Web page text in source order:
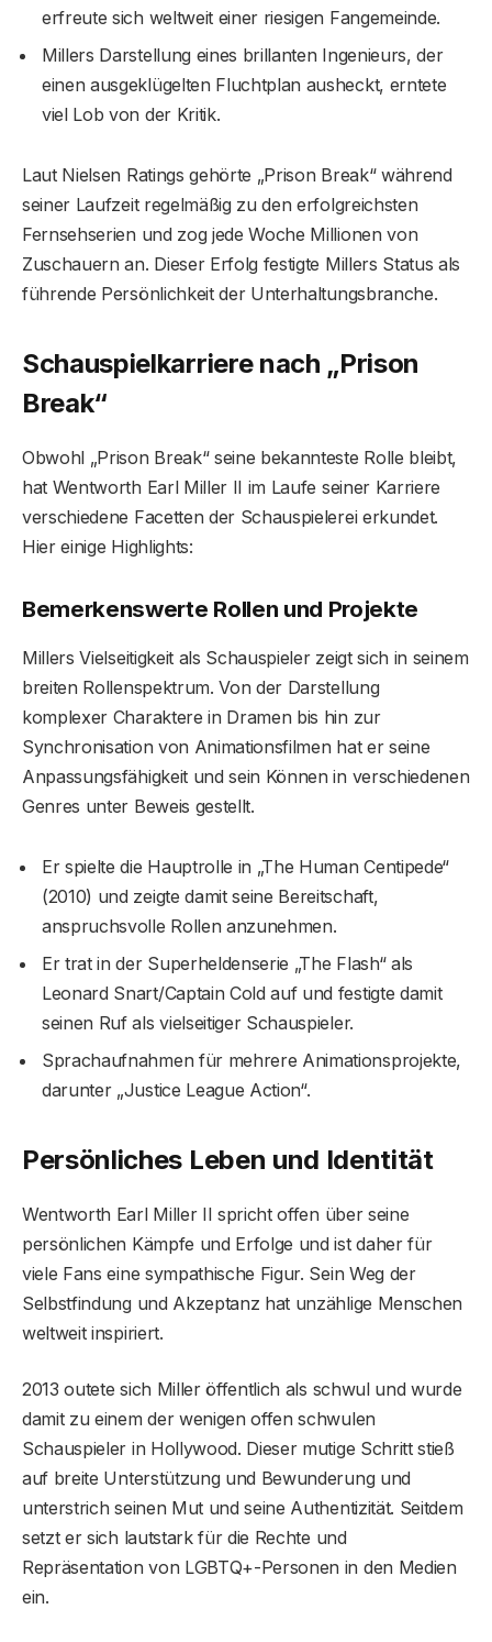
erfreute sich weltweit einer riesigen Fangemeinde.
Millers Darstellung eines brillanten Ingenieurs, der
einen ausgeklügelten Fluchtplan ausheckt, erntete
viel Lob von der Kritik.
Laut Nielsen Ratings gehörte „Prison Break“ während
seiner Laufzeit regelmäßig zu den erfolgreichsten
Fernsehserien und zog jede Woche Millionen von
Zuschauern an. Dieser Erfolg festigte Millers Status als
führende Persönlichkeit der Unterhaltungsbranche.
Schauspielkarriere nach „Prison
Break“
Obwohl „Prison Break“ seine bekannteste Rolle bleibt,
hat Wentworth Earl Miller II im Laufe seiner Karriere
verschiedene Facetten der Schauspielerei erkundet.
Hier einige Highlights:
Bemerkenswerte Rollen und Projekte
Millers Vielseitigkeit als Schauspieler zeigt sich in seinem
breiten Rollenspektrum. Von der Darstellung
komplexer Charaktere in Dramen bis hin zur
Synchronisation von Animationsfilmen hat er seine
Anpassungsfähigkeit und sein Können in verschiedenen
Genres unter Beweis gestellt.
Er spielte die Hauptrolle in „The Human Centipede“
(2010) und zeigte damit seine Bereitschaft,
anspruchsvolle Rollen anzunehmen.
Er trat in der Superheldenserie „The Flash“ als
Leonard Snart/Captain Cold auf und festigte damit
seinen Ruf als vielseitiger Schauspieler.
Sprachaufnahmen für mehrere Animationsprojekte,
darunter „Justice League Action“.
Persönliches Leben und Identität
Wentworth Earl Miller II spricht offen über seine
persönlichen Kämpfe und Erfolge und ist daher für
viele Fans eine sympathische Figur. Sein Weg der
Selbstfindung und Akzeptanz hat unzählige Menschen
weltweit inspiriert.
2013 outete sich Miller öffentlich als schwul und wurde
damit zu einem der wenigen offen schwulen
Schauspieler in Hollywood. Dieser mutige Schritt stieß
auf breite Unterstützung und Bewunderung und
unterstrich seinen Mut und seine Authentizität. Seitdem
setzt er sich lautstark für die Rechte und
Repräsentation von LGBTQ+-Personen in den Medien
ein.